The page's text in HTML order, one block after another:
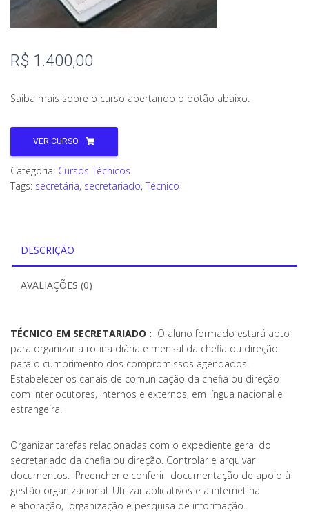
R$ 1.400,00
Saiba mais sobre o curso apertando o botão abaixo.
VER CURSO
Categoria: Cursos Técnicos
Tags: secretária, secretariado, Técnico
DESCRIÇÃO
AVALIAÇÕES (0)
TÉCNICO EM SECRETARIADO : O aluno formado estará apto
para organizar a rotina diária e mensal da chefia ou direção
para o cumprimento dos compromissos agendados.
Estabelecer os canais de comunicação da chefia ou direção
com interlocutores, internos e externos, em língua nacional e
estrangeira.
Organizar tarefas relacionadas com o expediente geral do
secretariado da chefia ou direção. Controlar e arquivar
documentos. Preencher e conferir documentação de apoio à
gestão organizacional. Utilizar aplicativos e a internet na
elaboração, organização e pesquisa de informação..